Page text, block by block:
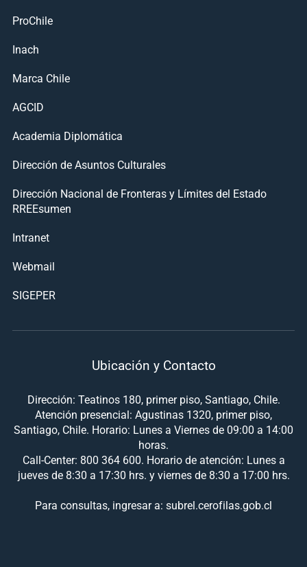
ProChile
Inach
Marca Chile
AGCID
Academia Diplomática
Dirección de Asuntos Culturales
Dirección Nacional de Fronteras y Límites del Estado
RREEsumen
Intranet
Webmail
SIGEPER
Ubicación y Contacto
Dirección: Teatinos 180, primer piso, Santiago, Chile.
Atención presencial: Agustinas 1320, primer piso,
Santiago, Chile. Horario: Lunes a Viernes de 09:00 a 14:00
horas.
Call-Center: 800 364 600. Horario de atención: Lunes a
jueves de 8:30 a 17:30 hrs. y viernes de 8:30 a 17:00 hrs.
Para consultas, ingresar a: subrel.cerofilas.gob.cl